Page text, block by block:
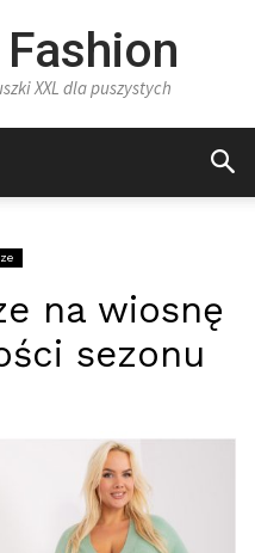
XXL dla puszystych
na wiosnę
sezonu